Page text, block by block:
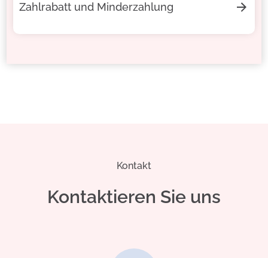
Zahlrabatt und Minderzahlung
Kontakt
Kontaktieren Sie uns